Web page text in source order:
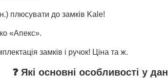
плюсувати до замків Kale!
«Апекс».
замків і ручок! Ціна та ж.
❓ Які основні особливості у